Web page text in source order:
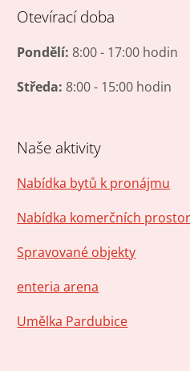
Otevírací doba
Pondělí: 8:00 - 17:00 hodin
Středa: 8:00 - 15:00 hodin
Naše aktivity
Nabídka bytů k pronájmu
Nabídka komerčních prostor
Spravované objekty
enteria arena
Umělka Pardubice